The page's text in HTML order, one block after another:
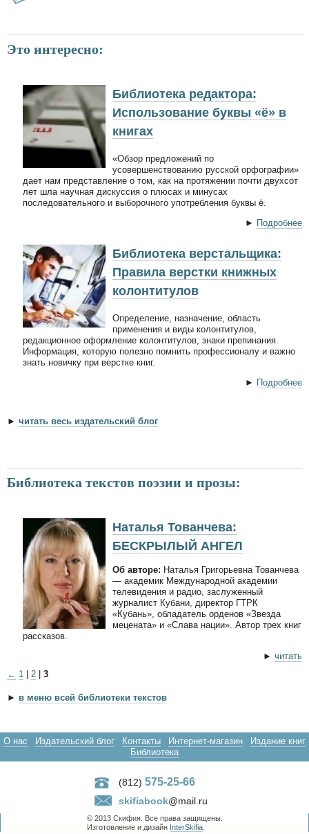
Это интересно:
Библиотека редактора:
Использование буквы «ё» в
книгах
«Обзор предложений по
усовершенствованию русской орфографии»
дает нам представление о том, как на протяжении почти двухсот
лет шла научная дискуссия о плюсах и минусах
последовательного и выборочного употребления буквы ё.
► Подробнее
Библиотека верстальщика:
Правила верстки книжных
колонтитулов
Определение, назначение, область
применения и виды колонтитулов,
редакционное оформление колонтитулов, знаки препинания.
Информация, которую полезно помнить профессионалу и важно
знать новичку при верстке книг.
► Подробнее
► читать весь издательский блог
Библиотека текстов поэзии и прозы:
Наталья Тованчева:
БЕСКРЫЛЫЙ АНГЕЛ
Об авторе: Наталья Григорьевна Тованчева
— академик Международной академии
телевидения и радио, заслуженный
журналист Кубани, директор ГТРК
«Кубань», обладатель орденов «Звезда
мецената» и «Слава нации». Автор трех книг
рассказов.
► читать
← 1 2 3
► в меню всей библиотеки текстов
О нас Издательский блог Контакты Интернет-магазин
Издание книг
Библиотека
(812) 575-25-66
skifiabook@mail.ru
© 2013 Скифия. Все права защищены.
Изготовление и дизайн InterSkifia.